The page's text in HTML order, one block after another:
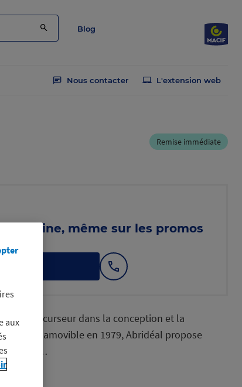
Blog
Nous contacter L'extension web
Remise immédiate
de piscine, même sur les promos
Afficher
le
1979 Précurseur dans la conception et la
piscine amovible en 1979, Abridéal propose
d’abris…
aux